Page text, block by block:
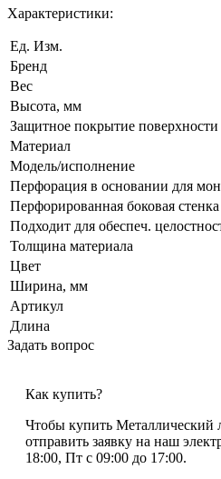
Характеристики:
Ед. Изм.
Бренд
Вес
Высота, мм
Защитное покрытие поверхности
Материал
Модель/исполнение
Перфорация в основании для
Перфорированная боковая стенка
Подходит для обеспеч.
Толщина материала
Цвет
Ширина, мм
Артикул
Длина
Задать вопрос
Как купить?
Чтобы купить Металлический
отправить заявку на наш
18:00, Пт с 09:00 до 17:00.